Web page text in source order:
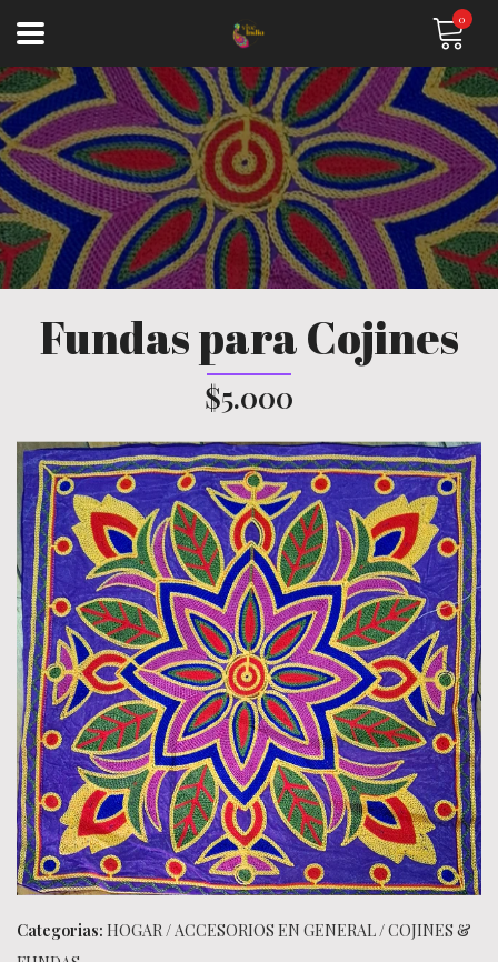
0
Fundas para Cojines
$5.000
Categorias: HOGAR/ACCESORIOS EN GENERAL/COJINES &